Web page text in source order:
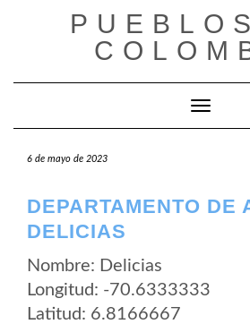
Cambiar
6 de mayo de 2023
DEPARTAMENTO DE
DELICIAS
Nombre: Delicias
Longitud: -70.6333333
Latitud: 6.8166667